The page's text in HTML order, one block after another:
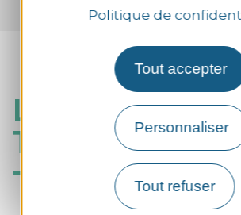
Politique de
Tout accepter
Personnaliser
Tout refuser
La légende de
Tréphine